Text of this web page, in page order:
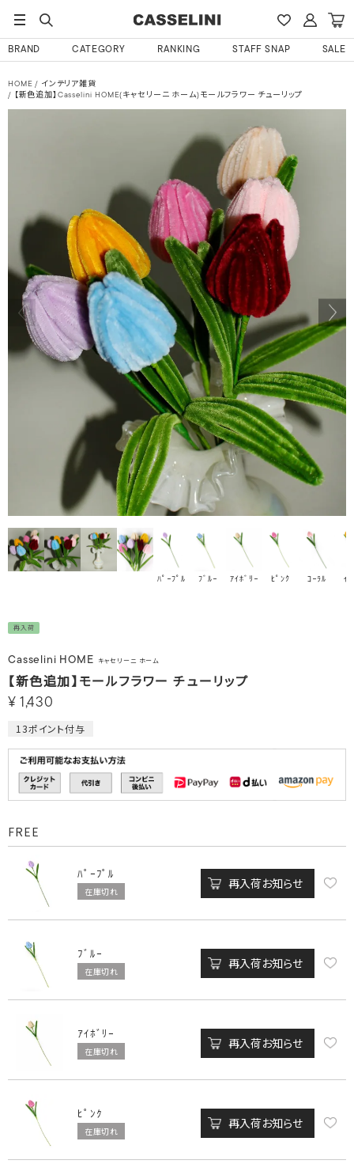
BRAND CATEGORY RANKING STAFF SNAP SALE
HOME
インテリア雑貨
【新色追加】Casselini HOME(キャセリーニ ホーム)モールフラワー チューリップ
ﾊﾟｰﾌﾟﾙ ﾌﾞﾙｰ ｱｲﾎﾞﾘｰ ﾋﾟﾝｸ ｺｰﾗﾙ ｲ
再入荷
Casselini HOME キャセリーニ ホーム
【新色追加】モールフラワー チューリップ
¥ 1,430
13ポイント付与
FREE
ﾊﾟｰﾌﾟﾙ
在庫切れ
再入荷お知らせ
ﾌﾞﾙｰ
在庫切れ
再入荷お知らせ
ｱｲﾎﾞﾘｰ
在庫切れ
再入荷お知らせ
ﾋﾟﾝｸ
在庫切れ
再入荷お知らせ